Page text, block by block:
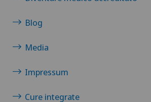
Privatklinik Belair
Privatklinik Bethanien
Privatklinik Lindberg
Blog
Media
Impressum
Cure integrate